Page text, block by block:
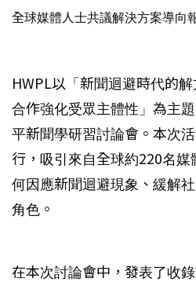
全球媒體人士共議解決方案導向
HWPL以「新聞迴避時代的
合作強化受眾主體性」為主
平新聞學研習討論會。本次
行，吸引來自全球約220名
何因應新聞迴避現象、緩解
角色。
在本次討論會中，發表了收